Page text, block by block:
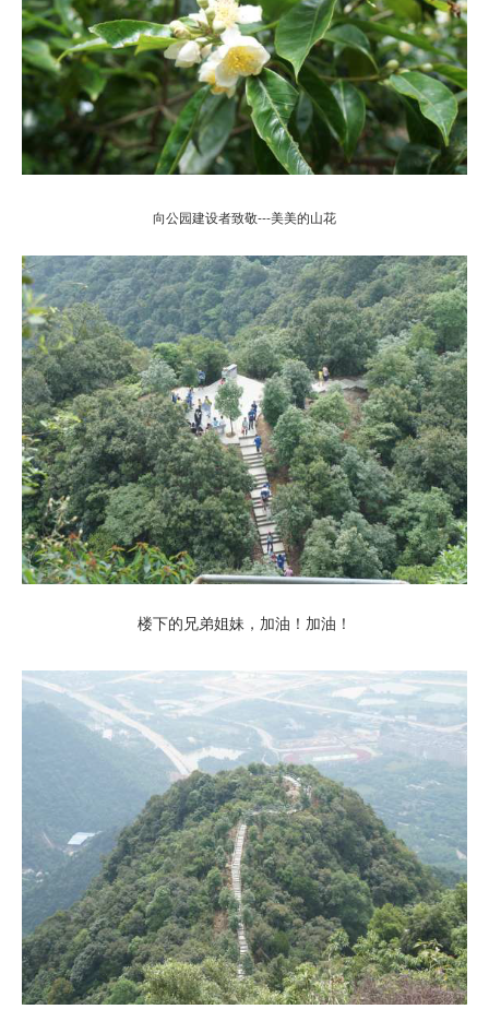
向公园建设者致敬---美美的山花
楼下的兄弟姐妹，加油！加油！